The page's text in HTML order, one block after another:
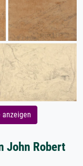
anzeigen
John Robert